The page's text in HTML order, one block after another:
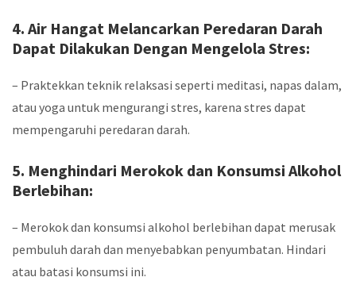
4. Air Hangat Melancarkan Peredaran Darah
Dapat Dilakukan Dengan Mengelola Stres:
– Praktekkan teknik relaksasi seperti meditasi, napas dalam,
atau yoga untuk mengurangi stres, karena stres dapat
mempengaruhi peredaran darah.
5. Menghindari Merokok dan Konsumsi Alkohol
Berlebihan:
– Merokok dan konsumsi alkohol berlebihan dapat merusak
pembuluh darah dan menyebabkan penyumbatan. Hindari
atau batasi konsumsi ini.